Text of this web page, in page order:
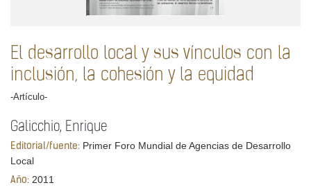
El desarrollo local y sus vínculos con la
inclusión, la cohesión y la equidad
-Artículo-
Galicchio, Enrique
Editorial/fuente: Primer Foro Mundial de Agencias de Desarrollo
Local
Año: 2011